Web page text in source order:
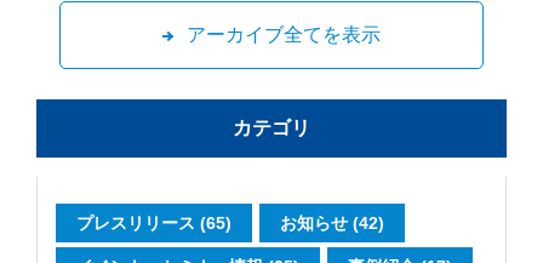
アーカイブ全てを表示
カテゴリ
プレスリリース (65) お知らせ (42)